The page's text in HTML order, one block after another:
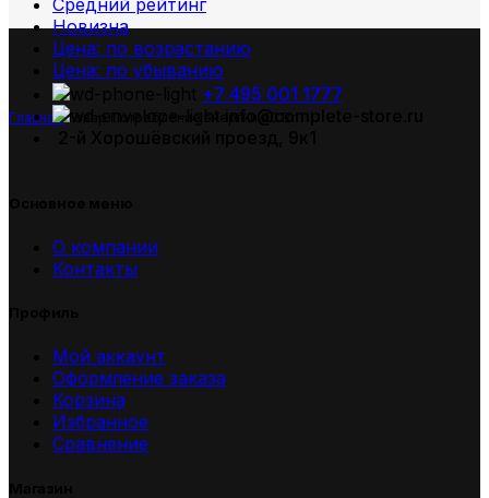
Новизна
Цена: по возрастанию
Цена: по убыванию
ГлавнаяТовар Потребление энергии
+7 495 001 1777
О компании
Контакты
Мой аккаунт
Оформление заказа
Корзина
Избранное
Сравнение